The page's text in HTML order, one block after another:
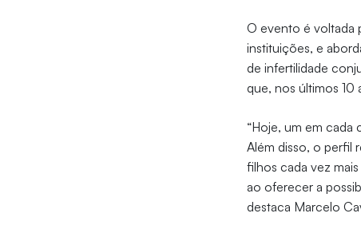
O evento é voltada
instituições, e
de infertilidade
que, nos últimos
“Hoje, um em cada
Além disso, o perfil
filhos cada vez
ao oferecer a
destaca Marcelo